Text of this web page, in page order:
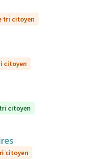
tri citoyen
citoyen
citoyen
citoyen